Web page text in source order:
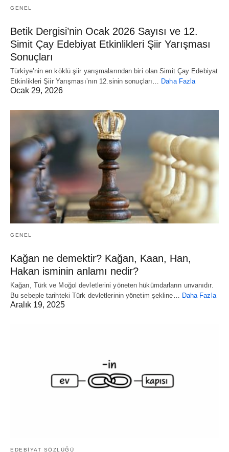
GENEL
Betik Dergisi’nin Ocak 2026 Sayısı ve 12.
Simit Çay Edebiyat Etkinlikleri Şiir Yarışması
Sonuçları
Türkiye’nin en köklü şiir yarışmalarından biri olan Simit Çay Edebiyat
Etkinlikleri Şiir Yarışması’nın 12.sinin sonuçları…
Daha Fazla
Ocak 29, 2026
GENEL
Kağan ne demektir? Kağan, Kaan, Han,
Hakan isminin anlamı nedir?
Kağan, Türk ve Moğol devletlerini yöneten hükümdarların unvanıdır.
Bu sebeple tarihteki Türk devletlerinin yönetim şekline… Daha Fazla
Aralık 19, 2025
EDEBİYAT SÖZLÜĞÜ